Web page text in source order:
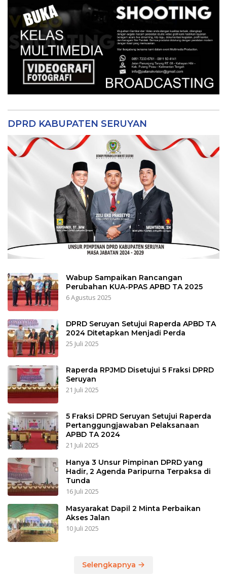
DPRD KABUPATEN SERUYAN
Wabup Sampaikan Rancangan
Perubahan KUA-PPAS APBD TA 2025
6 Agustus 2025
DPRD Seruyan Setujui Raperda APBD TA
2024 Ditetapkan Menjadi Perda
25 Juli 2025
Raperda RPJMD Disetujui 5 Fraksi DPRD
Seruyan
21 Juli 2025
5 Fraksi DPRD Seruyan Setujui Raperda
Pertanggungjawaban Pelaksanaan
APBD TA 2024
21 Juli 2025
Hanya 3 Unsur Pimpinan DPRD yang
Hadir, 2 Agenda Paripurna Terpaksa di
Tunda
16 Juli 2025
Masyarakat Dapil 2 Minta Perbaikan
Akses Jalan
10 Juli 2025
Selengkapnya